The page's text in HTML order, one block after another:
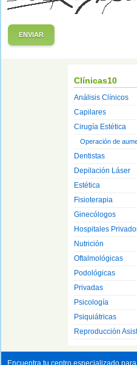
ENVIAR
Clínicas10
Análisis Clínicos
Capilares
Cirugía Estética
Operación de
Dentistas
Depilación Láser
Estética
Fisioterapia
Ginecólogos
Hospitales
Nutrición
Oftalmológicas
Podológicas
Privadas
Psicología
Psiquiátricas
Reproducción
Encuentra tu centro especializado